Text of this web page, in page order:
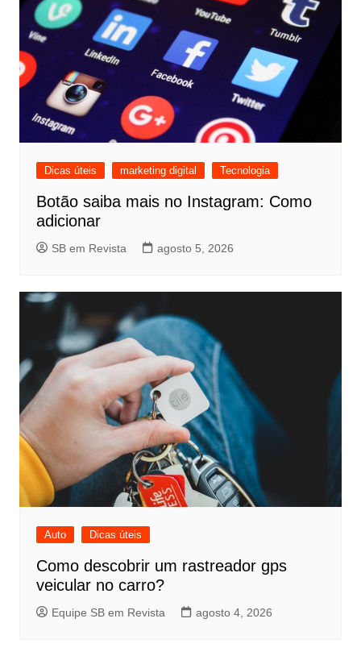
Dicas úteis marketing digital Tecnologia
Botão saiba mais no Instagram: Como
adicionar
SB em Revista agosto 5, 2026
Auto Dicas úteis
Como descobrir um rastreador gps
veicular no carro?
Equipe SB em Revista agosto 4, 2026